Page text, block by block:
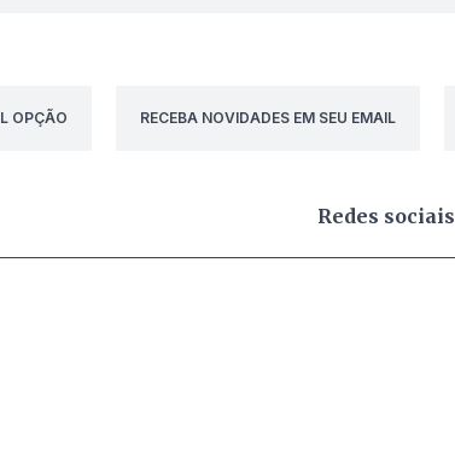
OPÇÃO
RECEBA NOVIDADES EM SEU EMAIL
Redes sociais